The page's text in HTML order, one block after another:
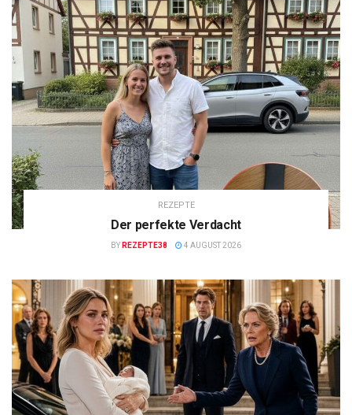
REZEPTE
Der perfekte Verdacht
BY REZEPTE38 4 AUGUST 2026